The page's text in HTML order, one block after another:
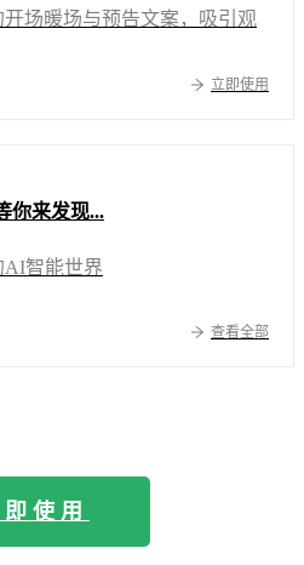
场暖场与预告文案，吸引观
立即使用
你来发现...
AI智能世界
查看全部
使用